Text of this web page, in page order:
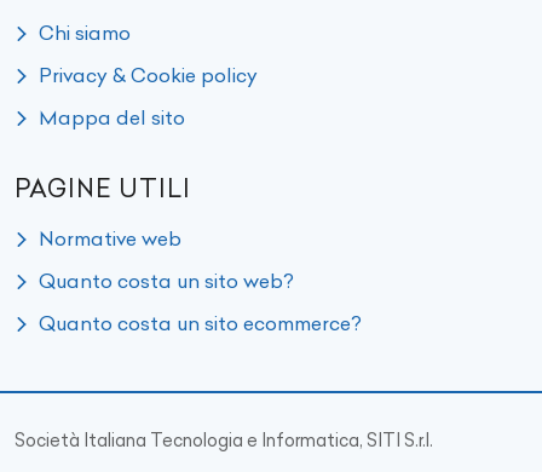
Chi siamo
Privacy & Cookie policy
Mappa del sito
PAGINE UTILI
Normative web
Quanto costa un sito web?
Quanto costa un sito ecommerce?
Società Italiana Tecnologia e Informatica, SITI S.r.l.